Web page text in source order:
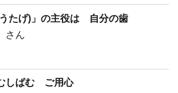
たげ)」の主役は 自分の歯
ん
しばむ ご用心